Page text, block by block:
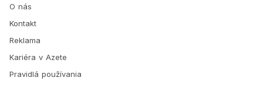
O nás
Kontakt
Reklama
Kariéra v Azete
Pravidlá používania